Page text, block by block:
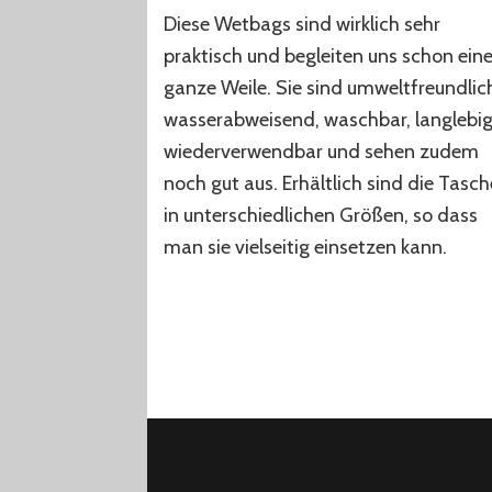
der
praktischer
im
Leben
Kind
Diese Wetbags sind wirklich sehr
praktisch und begleiten uns schon eine
ganze Weile. Sie sind
wasserabweisend, waschbar,
wiederverwendbar und sehen zudem
noch gut aus. Erhältlich sind die
in unterschiedlichen Größen, so dass
man sie vielseitig einsetzen kann.